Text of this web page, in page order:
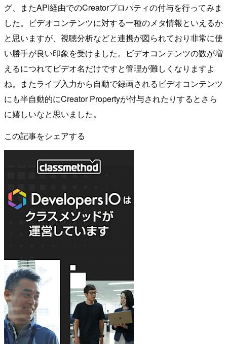
グ、またAPI経由でのCreatorプロパティの付与を行ってみま
した。ビデオコンテンツに対する一種のメタ情報といえるか
と思いますが、視聴分析などと連携が図られており非常に使
い勝手が良い印象を受けました。ビデオコンテンツの数が増
えるにつれてビデオ名だけですと管理が難しくなりますよ
ね。またライブ入力から自動で録画されるビデオコンテンツ
にも半自動的にCreator Propertyが付与されたりするとさら
に嬉しいなと思いました。
この記事をシェアする